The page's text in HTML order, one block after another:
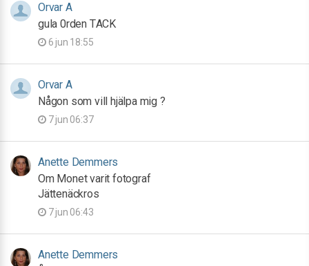
Orvar A
gula 0rden TACK
6 jun 18:55
Orvar A
Någon som vill hjälpa mig ?
7 jun 06:37
Anette Demmers
Om Monet varit fotograf
Jättenäckros
7 jun 06:43
Anette Demmers